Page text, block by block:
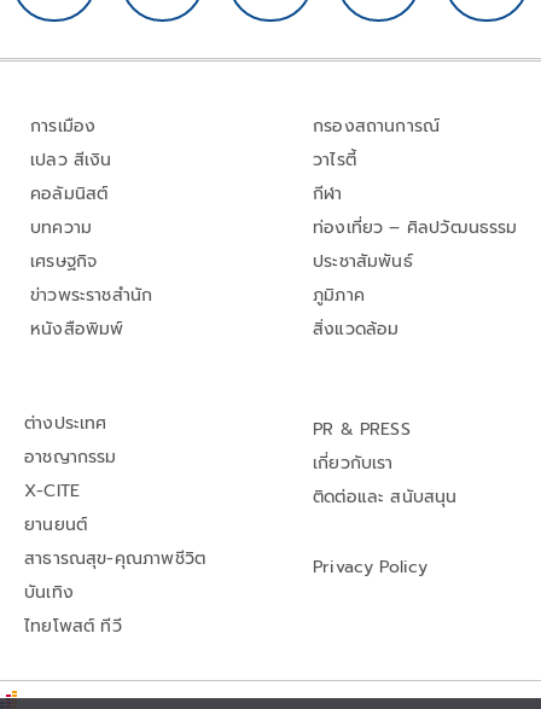
การเมือง
เปลว สีเงิน
คอลัมนิสต์
บทความ
เศรษฐกิจ
ข่าวพระราชสำนัก
หนังสือพิมพ์
กรองสถานการณ์
วาไรตี้
กีฬา
ท่องเที่ยว – ศิลปวัฒนธรรม
ประชาสัมพันธ์
ภูมิภาค
สิ่งแวดล้อม
ต่างประเทศ
อาชญากรรม
X-CITE
ยานยนต์
สาธารณสุข-คุณภาพชีวิต
บันเทิง
ไทยโพสต์ ทีวี
PR & PRESS
เกี่ยวกับเรา
ติดต่อและ สนับสนุน
Privacy Policy